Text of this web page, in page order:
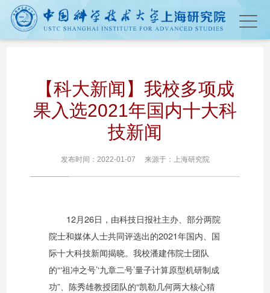
【科大新闻】我校多项成
果入选2021年国内十大科
技新闻
发布时间：2022-01-07 来源于：上海研究院
12月26日，由科技日报社主办、部分两院
院士和媒体人士共同评选出的2021年国内、国
际十大科技新闻揭晓。我校潘建伟院士团队
的“‘祖冲之号’‘九章二号’量子计算原型机研制成
功”、陈秀雄教授团队的“凯勒几何两大核心猜